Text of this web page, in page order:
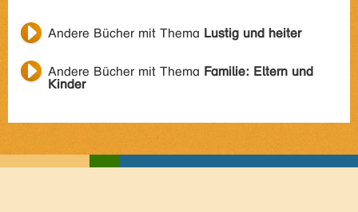
Andere Bücher mit Thema Lustig und heiter
Andere Bücher mit Thema Familie: Eltern und
Kinder